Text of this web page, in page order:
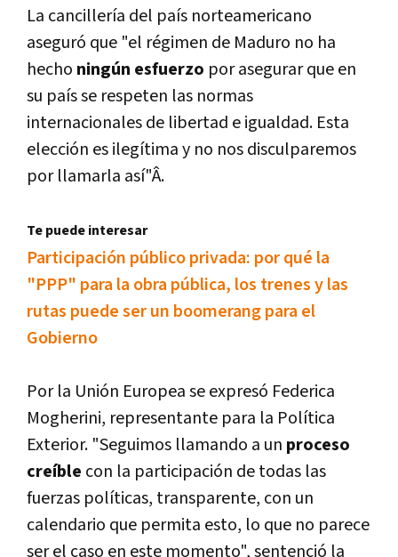
La cancillerí­a del paí­s norteamericano
aseguró que "el régimen de Maduro no ha
hecho ningún esfuerzo por asegurar que en
su paí­s se respeten las normas
internacionales de libertad e igualdad. Esta
elección es ilegí­tima y no nos disculparemos
por llamarla así­"Â.
Te puede interesar
Participación público privada: por qué la
"PPP" para la obra pública, los trenes y las
rutas puede ser un boomerang para el
Gobierno
Por la Unión Europea se expresó Federica
Mogherini, representante para la Polí­tica
Exterior. "Seguimos llamando a un proceso
creí­ble con la participación de todas las
fuerzas polí­ticas, transparente, con un
calendario que permita esto, lo que no parece
ser el caso en este momento", sentenció la